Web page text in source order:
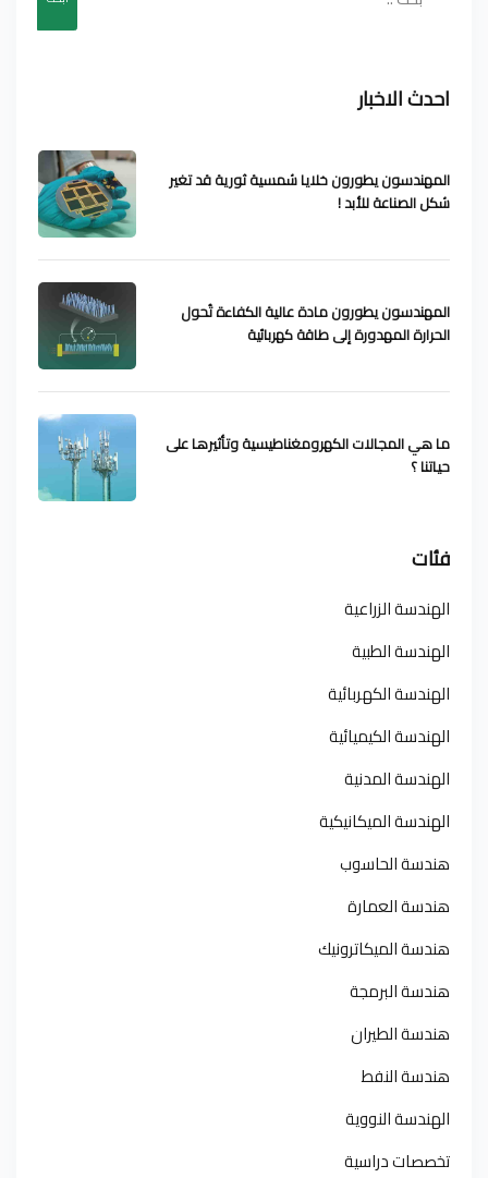
احدث الاخبار
المهندسون يطورون خلايا شمسية ثورية قد تغير
شكل الصناعة للأبد !
المهندسون يطورون مادة عالية الكفاءة تُحول
الحرارة المهدورة إلى طاقة كهربائية
ما هي المجالات الكهرومغناطيسية وتأثيرها على
حياتنا ؟
فئات
الهندسة الزراعية
الهندسة الطبية
الهندسة الكهربائية
الهندسة الكيميائية
الهندسة المدنية
الهندسة الميكانيكية
هندسة الحاسوب
هندسة العمارة
هندسة الميكاترونيك
هندسة البرمجة
هندسة الطيران
هندسة النفط
الهندسة النووية
تخصصات دراسية